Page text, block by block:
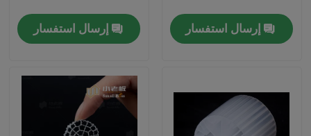
الصفحة الرئيسية
معلومات عنا
إرسال استفسار إرسال استفسار